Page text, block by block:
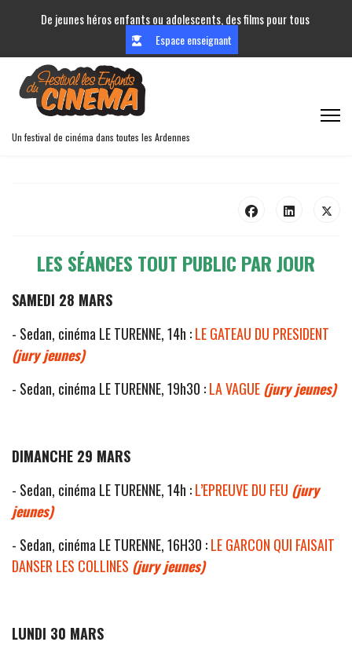
De jeunes héros enfants ou adolescents, des films pour tous
Espace enseignant
Un festival de cinéma dans toutes les Ardennes
LES SÉANCES TOUT PUBLIC PAR JOUR
SAMEDI 28 MARS
- Sedan, cinéma LE TURENNE, 14h :LE GATEAU DU PRESIDENT
(jury jeunes)
- Sedan, cinéma LE TURENNE, 19h30 :LA VAGUE(jury jeunes)
DIMANCHE 29 MARS
- Sedan, cinéma LE TURENNE, 14h :L’EPREUVE DU FEU (jury
jeunes)
- Sedan, cinéma LE TURENNE, 16H30 :LE GARCON QUI FAISAIT
DANSER LES COLLINES (jury jeunes)
LUNDI 30 MARS